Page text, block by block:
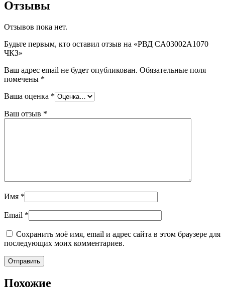
Отзывы
Отзывов пока нет.
Будьте первым, кто оставил отзыв на «РВД CA03002A1070
ЧКЗ»
Ваш адрес email не будет опубликован. Обязательные поля
помечены *
Ваша оценка *
Ваш отзыв *
Имя *
Email *
Сохранить моё имя, email и адрес сайта в этом браузере для
последующих моих комментариев.
Похожие